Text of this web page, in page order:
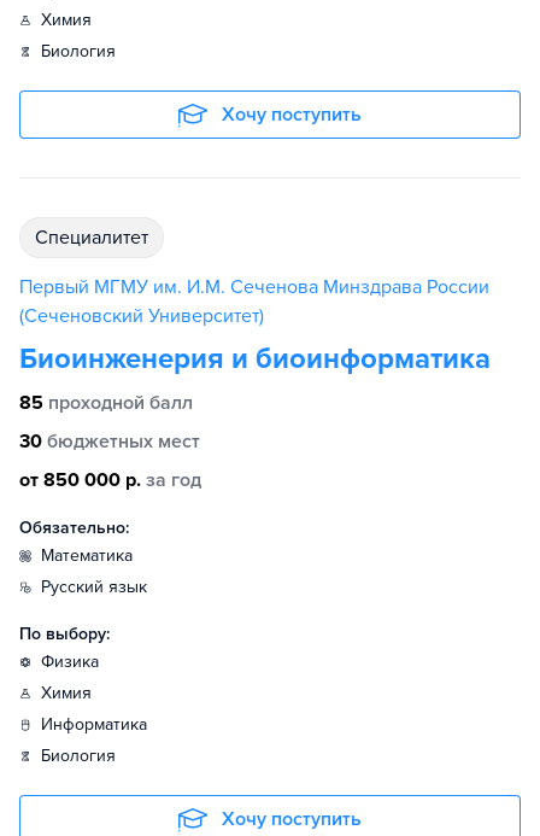
химия
биология
Хочу поступить
специалитет
Первый МГМУ им. И.М. Сеченова Минздрава России
(Сеченовский Университет)
Биоинженерия и биоинформатика
85 проходной балл
30 бюджетных мест
от 850 000 р. за год
Обязательно:
математика
русский язык
По выбору:
физика
химия
информатика
биология
Хочу поступить